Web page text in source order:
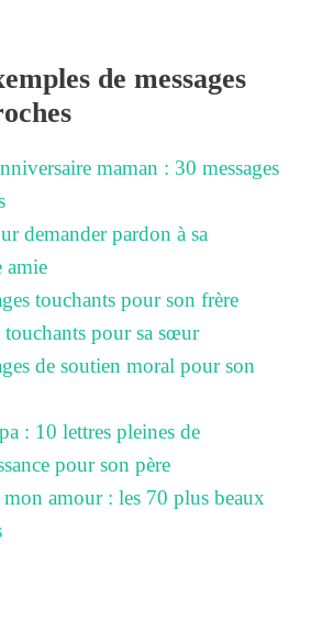
de messages
maman : 30 messages
demander pardon à sa
amie
touchants pour son frère
touchants pour sa sœur
de soutien moral pour son
: 10 lettres pleines de
pour son père
mon amour : les 70 plus beaux